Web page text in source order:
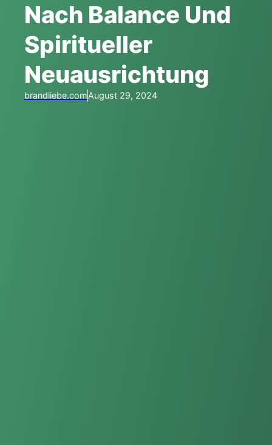
Nach Balance Und
Spiritueller
Neuausrichtung
brandliebe.comAugust 29, 2024